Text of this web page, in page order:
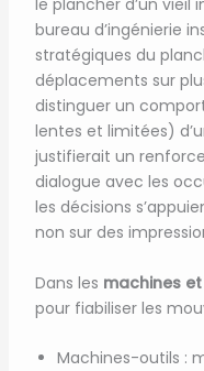
le plancher d’un vieil
bureau d’ingénierie
stratégiques du
déplacements sur
distinguer un
lentes et limitées)
justifierait un
dialogue avec les
les décisions
non sur des
Dans les machines
pour fiabiliser les
Machines-outils :